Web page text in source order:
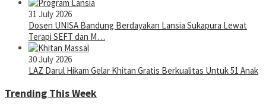
31 July 2026
Dosen UNISA Bandung Berdayakan Lansia Sukapura Lewat
Terapi SEFT dan M…
30 July 2026
LAZ Darul Hikam Gelar Khitan Gratis Berkualitas Untuk 51 Anak
Trending This Week